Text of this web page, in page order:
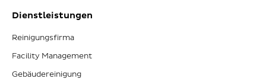
Dienstleistungen
Reinigungsfirma
Facility Management
Gebäudereinigung